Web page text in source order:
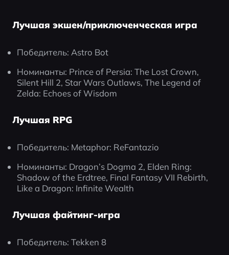
Лучшая экшен/приключенческая игра
Победитель: Astro Bot
Номинанты: Prince of Persia: The Lost Crown,
Silent Hill 2, Star Wars Outlaws, The Legend of
Zelda: Echoes of Wisdom
Лучшая RPG
Победитель: Metaphor: ReFantazio
Номинанты: Dragon’s Dogma 2, Elden Ring:
Shadow of the Erdtree, Final Fantasy VII Rebirth,
Like a Dragon: Infinite Wealth
Лучшая файтинг-игра
Победитель: Tekken 8